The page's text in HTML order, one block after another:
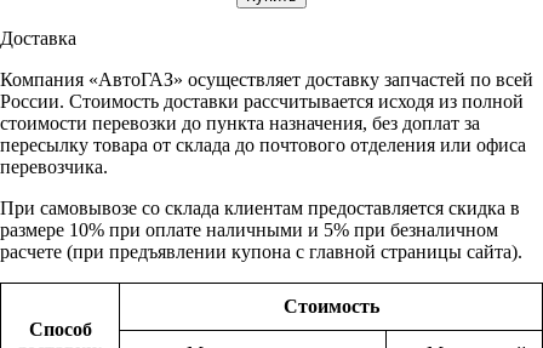
Доставка
Компания «АвтоГАЗ» осуществляет доставку запчастей по всей
России. Стоимость доставки рассчитывается исходя из полной
стоимости перевозки до пункта назначения, без доплат за
пересылку товара от склада до почтового отделения или офиса
перевозчика.
При самовывозе со склада клиентам предоставляется скидка в
размере 10% при оплате наличными и 5% при безналичном
расчете (при предъявлении купона с главной страницы сайта).
Способ
Стоимость